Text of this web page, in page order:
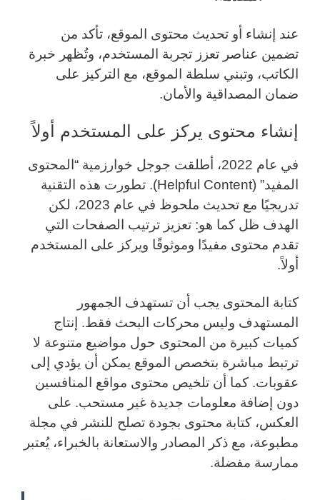
عند إنشاء أو تحديث محتوى الموقع، تأكد من
تضمين عناصر تعزز تجربة المستخدم، وتُظهر خبرة
الكاتب، وتبني سلطة الموقع، مع التركيز على
ضمان المصداقية والأمان.
إنشاء محتوى يركز على المستخدم أولاً
في عام 2022، أطلقت جوجل خوارزمية “المحتوى
المفيد” (Helpful Content). تطورت هذه التقنية
تدريجيًا مع تحديث ملحوظ في عام 2023، لكن
الهدف ظل كما هو: تعزيز ترتيب الصفحات التي
تقدم محتوى مفيدًا وموثوقًا ويركز على المستخدم
أولاً.
كتابة المحتوى يجب أن تستهدف الجمهور
المستهدف وليس محركات البحث فقط. إنتاج
كميات كبيرة من المحتوى حول مواضيع متنوعة لا
ترتبط مباشرة بتخصص الموقع يمكن أن يؤدي إلى
عقوبات. كما أن تلخيص محتوى مواقع المنافسين
دون إضافة معلومات جديدة غير مستحب. على
العكس، كتابة محتوى بجودة تصلح للنشر في مجلة
مطبوعة، مع ذكر المصادر والاستعانة بالخبراء، يُعتبر
ممارسة مفضلة.